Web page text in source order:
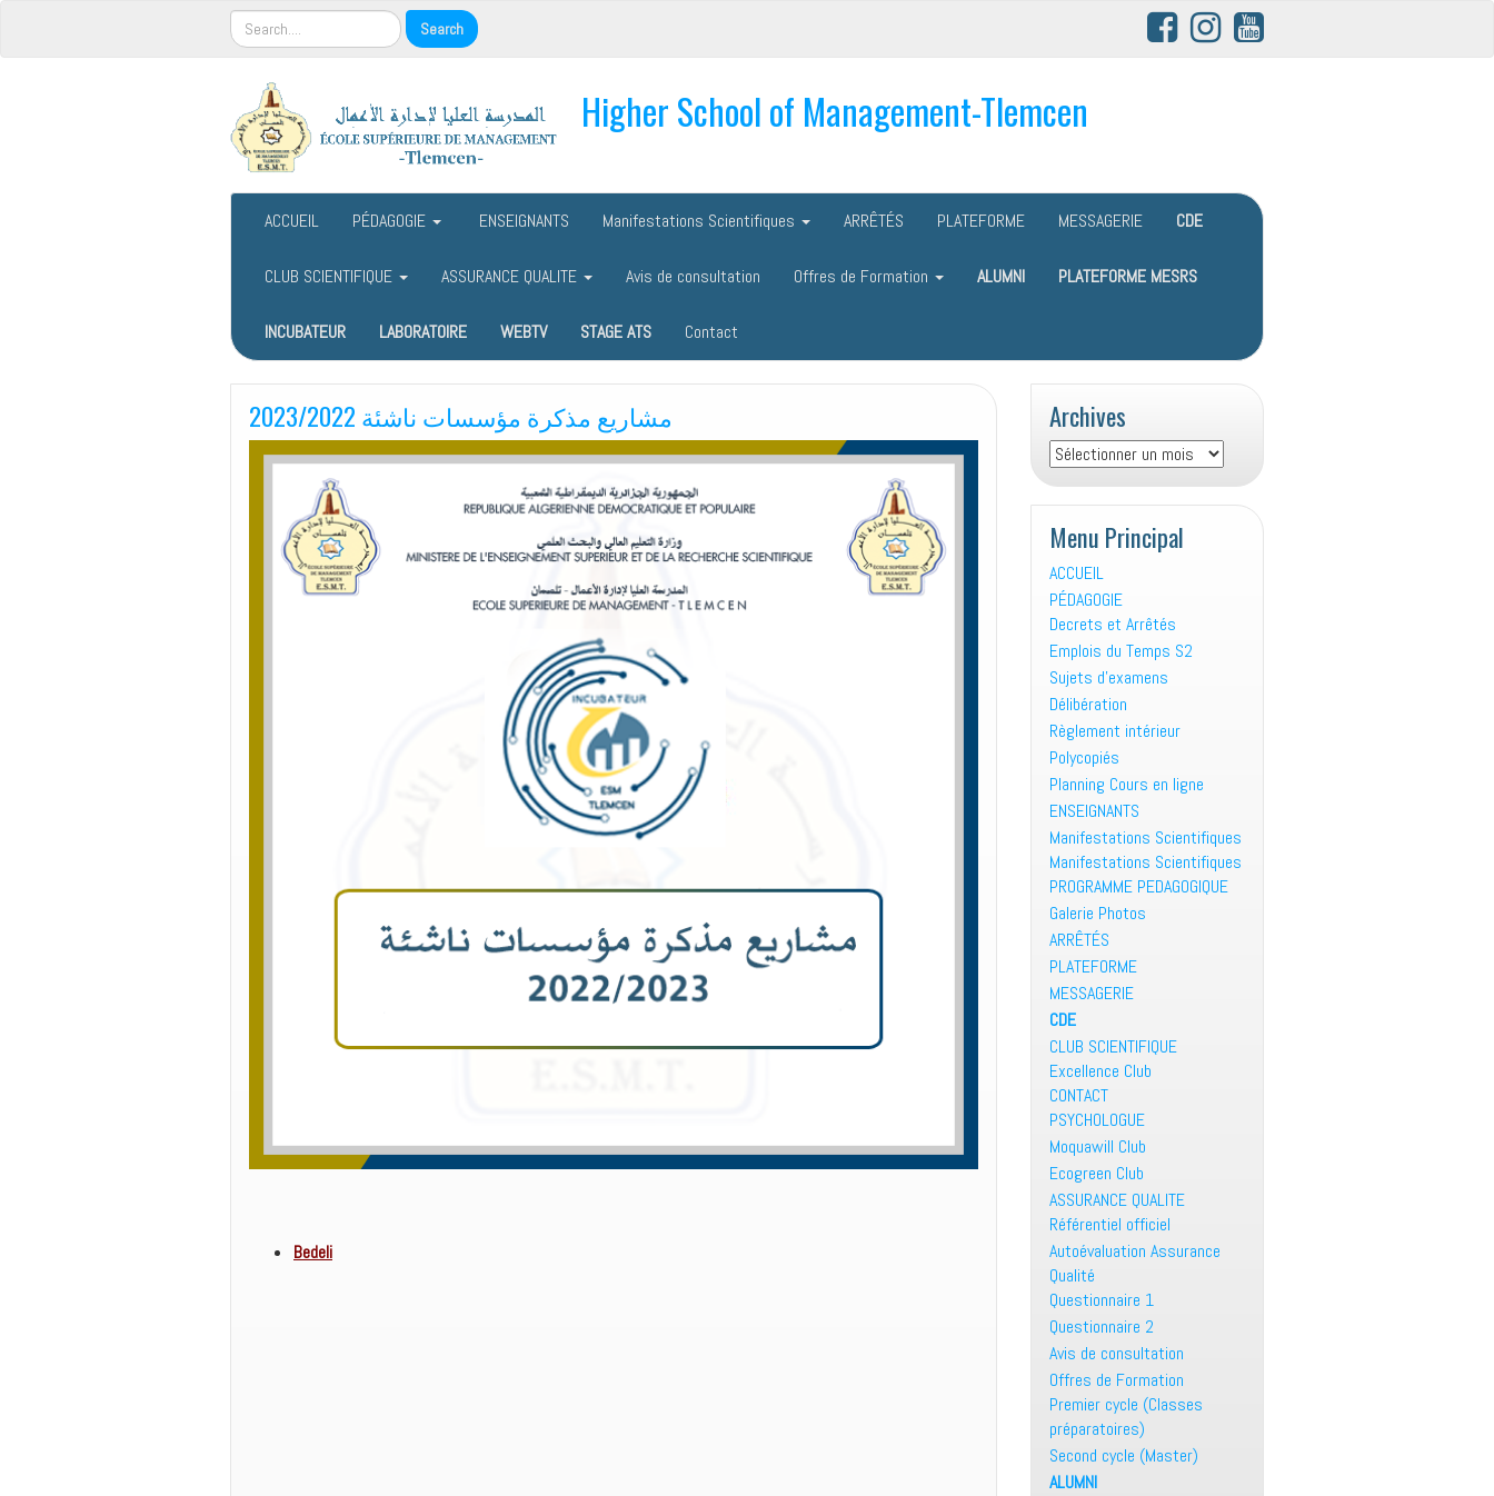
Higher School of Management-Tlemcen
ACCUEIL PÉDAGOGIE ENSEIGNANTS Manifestations Scientifiques ARRÊTÉS PLATEFORME MESSAGERIE CDE
CLUB SCIENTIFIQUE ASSURANCE QUALITE Avis de consultation Offres de Formation ALUMNI PLATEFORME MESRS
INCUBATEUR LABORATOIRE WEBTV STAGE ATS Contact
مشاريع مذكرة مؤسسات ناشئة 2023/2022
Bedeli
Archives
Archives
Menu Principal
ACCUEIL
PÉDAGOGIE
Decrets et Arrêtés
Emplois du Temps S2
Sujets d’examens
Délibération
Règlement intérieur
Polycopiés
Planning Cours en ligne
ENSEIGNANTS
Manifestations Scientifiques
Manifestations Scientifiques
PROGRAMME PEDAGOGIQUE
Galerie Photos
ARRÊTÉS
PLATEFORME
MESSAGERIE
CDE
CLUB SCIENTIFIQUE
Excellence Club
CONTACT
PSYCHOLOGUE
Moquawill Club
Ecogreen Club
ASSURANCE QUALITE
Référentiel officiel
Autoévaluation Assurance
Qualité
Questionnaire 1
Questionnaire 2
Avis de consultation
Offres de Formation
Premier cycle (Classes
préparatoires)
Second cycle (Master)
ALUMNI